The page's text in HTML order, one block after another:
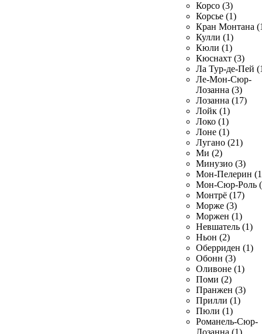
Корсо (3)
Корсье (1)
Кран Монтана
Кулли (1)
Кюли (1)
Кюснахт (3)
Ла Тур-де-Пей
Ле-Мон-Сюр-
Лозанна (3)
Лозанна (17)
Лойк (1)
Локо (1)
Лоне (1)
Лугано (21)
Ми (2)
Минузио (3)
Мон-Пелерин
Мон-Сюр-Роль
Монтрё (17)
Морже (3)
Моржен (1)
Невшатель (1)
Ньон (2)
Оберриден (1)
Обонн (3)
Оливоне (1)
Поми (2)
Пранжен (3)
Прилли (1)
Пюли (1)
Романель-Сюр-
Лозанна (1)